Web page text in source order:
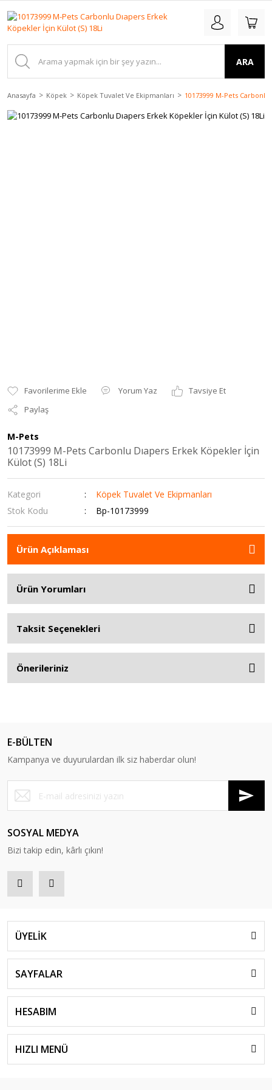
ARA
Anasayfa Köpek Köpek Tuvalet Ve Ekipmanları 10173999 M-Pets
Yorum Yaz
Tavsiye Et
Paylaş
M-Pets
10173999 M-Pets Carbonlu Dıapers Erkek Köpekler İçin
Külot (S) 18Li
Kategori
Köpek Tuvalet Ve Ekipmanları
Stok Kodu
Bp-10173999
Ürün Açıklaması
Ürün Yorumları
Taksit Seçenekleri
Önerileriniz
E-BÜLTEN
Kampanya ve duyurulardan ilk siz haberdar olun!
SOSYAL MEDYA
Bizi takip edin, kârlı çıkın!
ÜYELİK
SAYFALAR
HESABIM
HIZLI MENÜ